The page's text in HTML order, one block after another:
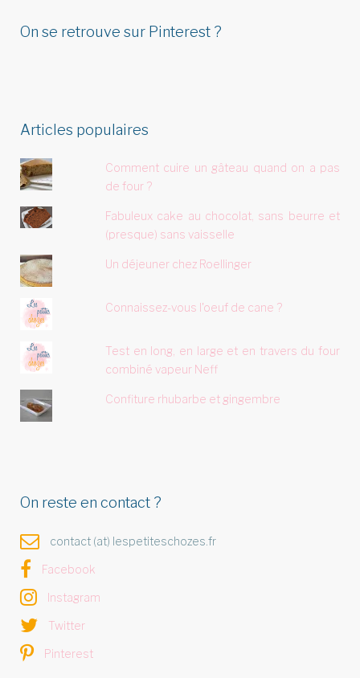
On se retrouve sur Pinterest ?
Articles populaires
Comment cuire un gâteau quand on a pas
de four ?
Fabuleux cake au chocolat, sans beurre et
(presque) sans vaisselle
Un déjeuner chez Roellinger
Connaissez-vous l'oeuf de cane ?
Test en long, en large et en travers du four
combiné vapeur Neff
Confiture rhubarbe et gingembre
On reste en contact ?
contact (at) lespetiteschozes.fr
Facebook
Instagram
Twitter
Pinterest